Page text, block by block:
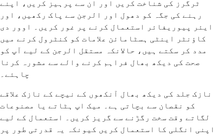
ٹرگرز کی شناخت کریں اور ان سے پرہیز کریں، اپنے
رہنے کی جگہ کو دھول اور الرجن سے پاک رکھیں، اور
ایئر پیوریفائر استعمال کرنے پر غور کریں۔ اوور دی
کاؤنٹر اینٹی ہسٹامائن علامات کو کنٹرول کرنے میں
مدد کر سکتے ہیں، حالانکہ مستقل الرجن کے لیے آپ کو
صحت کی دیکھ بھال فراہم کرنے والے سے مشورہ کرنا
چاہئے۔
نازک جلد کی دیکھ بھال آنکھوں کے نیچے کے نازک علاقے
کو نقصان سے بچاتی ہے۔ میک اپ ہٹاتے یا مصنوعات
لگاتے وقت سخت رگڑنے سے گریز کریں۔ استعمال کے لیے
اپنی انگلی کا استعمال کریں کیونکہ یہ قدرتی طور پر